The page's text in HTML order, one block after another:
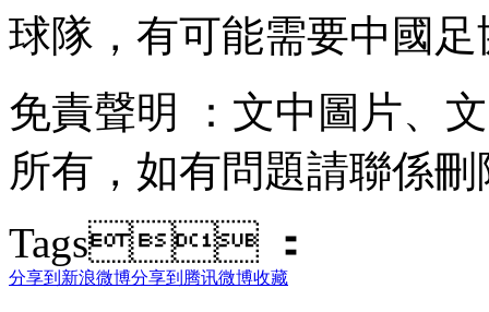
球隊，有可能需要中國
免責聲明 ：文中圖片
所有 ，如有問題請聯係刪
Tags ：
分享到新浪微博分享到腾讯微博收藏